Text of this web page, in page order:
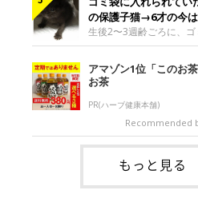
ゃんは眠くなり、飼い主
でうとうとし始めたのだ
材時1才）の成長記録で
モちゃんが生後1カ月ご
枚。飼い主さんの自宅マ
です。子猫時代のモモち
@Kingponzuその日は気
が見られました。家族に
さな兄妹猫（写真上から
ん、兄猫・ラムくん。
るのは、X（旧Twitter）
@ten_ramuさんの愛猫
ちゃん（ともに取材時6
す。この写真は、お迎え
1カ月半ごろの2匹。当
グラム、てんちゃんは
らもとても小さな体でし
の保護子猫→6才の今は
に！ 美しい黒猫に成
とくる
生後2〜3週齢ごろに、ゴ
った小さな命。ミルクか
子猫は今、家族に欠かせ
しました。ゴミ袋の中
モグラのような子猫よち
たころの、生後2〜3週齢
ん。@doddou_1今回紹
X（旧Twitter）ユーザー
の愛猫・ドンちゃん（取
本名：ドミトリー・ドン
ゃんは、保護猫でした。
かったのは、飼い主さん
アマゾン1位「このお
お茶
PR(ハーブ健康本舗)
Recommended
もっと見る